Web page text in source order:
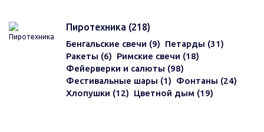
Пиротехника (218)
Бенгальские свечи (9) Петарды (31)
Ракеты (6) Римские свечи (18)
Фейерверки и салюты (98)
Фестивальные шары (1) Фонтаны (24)
Хлопушки (12) Цветной дым (19)